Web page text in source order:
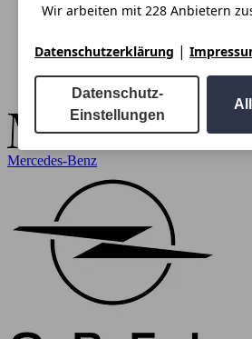
Mercedes-Benz
Wir arbeiten mit 228 Anbietern
Datenschutzerklärung |
Datenschutz-
Einstellungen